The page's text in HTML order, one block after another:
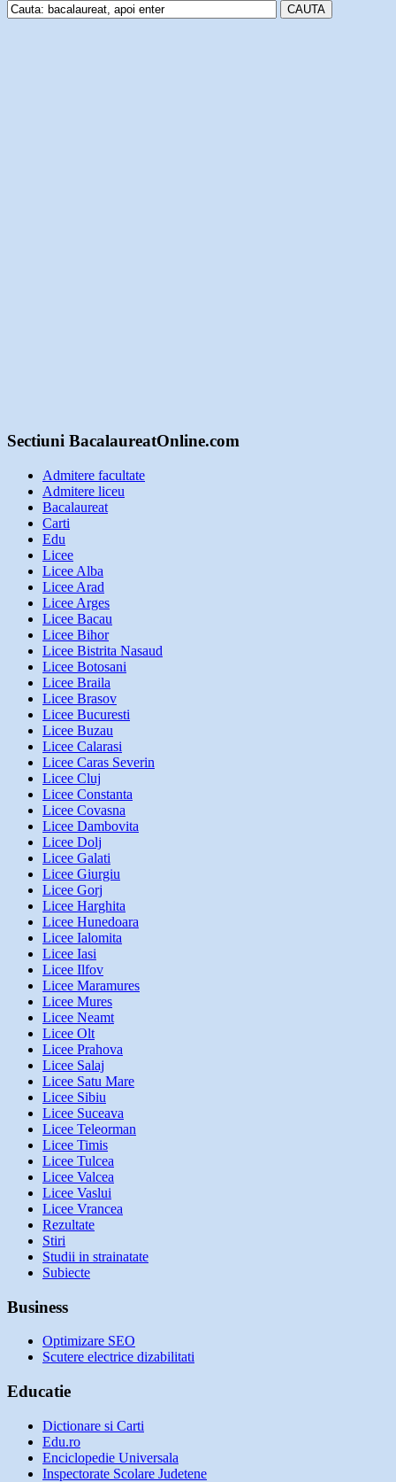
Sectiuni BacalaureatOnline.com
Admitere facultate
Admitere liceu
Bacalaureat
Carti
Edu
Licee
Licee Alba
Licee Arad
Licee Arges
Licee Bacau
Licee Bihor
Licee Bistrita Nasaud
Licee Botosani
Licee Braila
Licee Brasov
Licee Bucuresti
Licee Buzau
Licee Calarasi
Licee Caras Severin
Licee Cluj
Licee Constanta
Licee Covasna
Licee Dambovita
Licee Dolj
Licee Galati
Licee Giurgiu
Licee Gorj
Licee Harghita
Licee Hunedoara
Licee Ialomita
Licee Iasi
Licee Ilfov
Licee Maramures
Licee Mures
Licee Neamt
Licee Olt
Licee Prahova
Licee Salaj
Licee Satu Mare
Licee Sibiu
Licee Suceava
Licee Teleorman
Licee Timis
Licee Tulcea
Licee Valcea
Licee Vaslui
Licee Vrancea
Rezultate
Stiri
Studii in strainatate
Subiecte
Business
Optimizare SEO
Scutere electrice dizabilitati
Educatie
Dictionare si Carti
Edu.ro
Enciclopedie Universala
Inspectorate Scolare Judetene